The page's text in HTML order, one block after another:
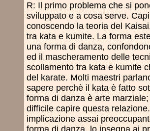
R: Il primo problema che si
sviluppato e a cosa serve.
conoscendo la teoria del
tra kata e kumite. La forma
una forma di danza,
ed il mascheramento delle
scollamento tra kata e kumite
del karate. Molti maestri
sapere perchè il kata è fatto
forma di danza è arte
difficile capire questa
implicazione assai
forma di danza, lo insegna ai